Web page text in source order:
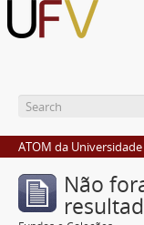
ATOM da
Não